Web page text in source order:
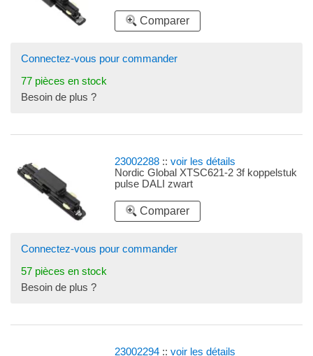
Comparer
Connectez-vous pour commander
77 pièces en stock
Besoin de plus ?
23002288 ::voir les détails
Nordic Global XTSC621-2 3f koppelstuk
pulse DALI zwart
Comparer
Connectez-vous pour commander
57 pièces en stock
Besoin de plus ?
23002294 ::voir les détails